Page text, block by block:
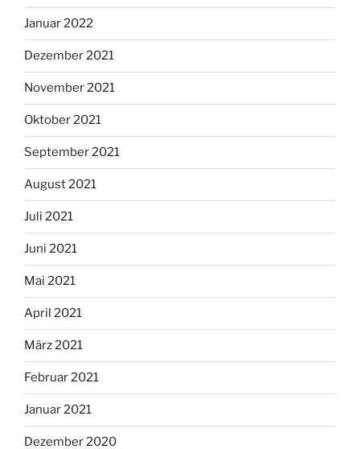
Januar 2022
Dezember 2021
November 2021
Oktober 2021
September 2021
August 2021
Juli 2021
Juni 2021
Mai 2021
April 2021
März 2021
Februar 2021
Januar 2021
Dezember 2020